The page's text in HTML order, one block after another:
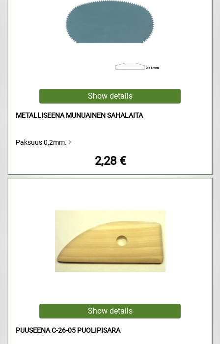
METALLISEENA MUNUAINEN SAHALAITA
Paksuus 0,2mm.
2,28 €
PUUSEENA C-26-05 PUOLIPISARA